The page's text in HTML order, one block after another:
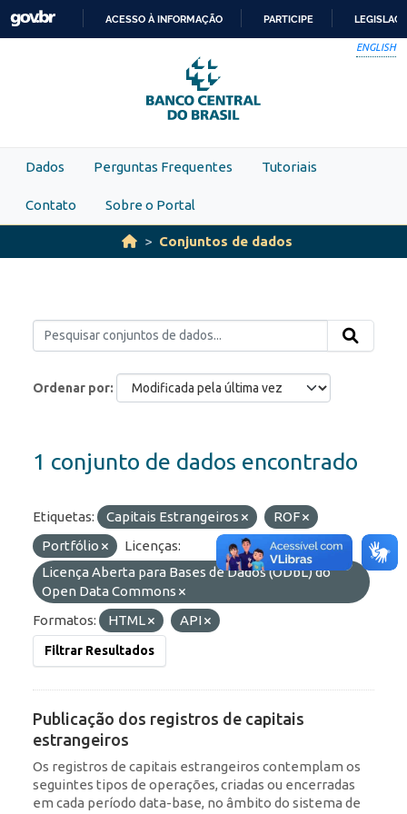
Skip to main content
PARA
O
CONTEÚDO
ACESSO À INFORMAÇÃO PARTICIPE
ENGLISH
Dados Perguntas Frequentes Tutoriais
Contato Sobre o Portal
Conjuntos de dados
Ordenar por
1 conjunto de dados encontrado
Etiquetas: Capitais Estrangeiros
ROF
Portfólio
Licenças:
Licença Aberta para Bases de Dados (ODbL) do
Open Data Commons
Formatos:
HTML API
Filtrar Resultados
Publicação dos registros de capitais
estrangeiros
Os registros de capitais estrangeiros contemplam os
seguintes tipos de operações, criadas ou encerradas
em cada período data-base, no âmbito do sistema de